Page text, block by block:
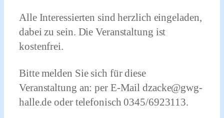
Alle Interessierten sind herzlich eingeladen,
dabei zu sein. Die Veranstaltung ist
kostenfrei.
Bitte melden Sie sich für diese
Veranstaltung an: per E-Mail dzacke@gwg-
halle.de oder telefonisch 0345/6923113.